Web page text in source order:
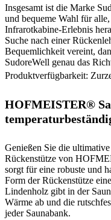
Insgesamt ist die Marke
und bequeme Wahl für
Infrarotkabine-Erlebnis
Suche nach einer
Bequemlichkeit vereint,
SudoreWell genau das
Produktverfügbarkeit:
HOFMEISTER®
Genießen Sie die
Rückenstütze von
sorgt für eine robuste und
Form der Rückenstütze
Lindenholz gibt in der
Wärme ab und die
jeder Saunabank.